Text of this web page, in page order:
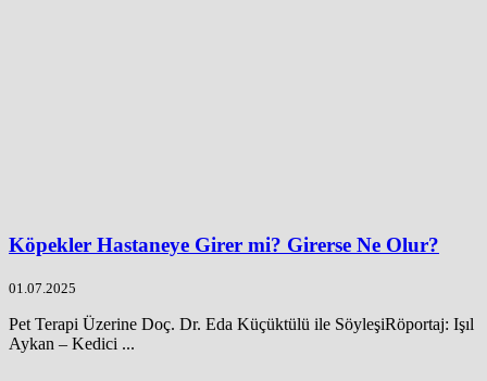
Köpekler Hastaneye Girer mi? Girerse Ne Olur?
01.07.2025
Pet Terapi Üzerine Doç. Dr. Eda Küçüktülü ile SöyleşiRöportaj: Işıl
Aykan – Kedici ...